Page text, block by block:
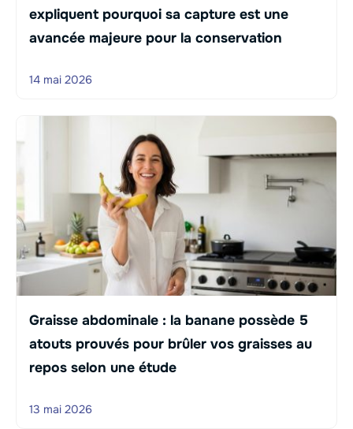
expliquent pourquoi sa capture est une
avancée majeure pour la conservation
14 mai 2026
Graisse abdominale : la banane possède 5
atouts prouvés pour brûler vos graisses au
repos selon une étude
13 mai 2026